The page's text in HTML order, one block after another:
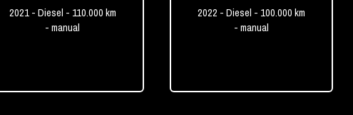
2021 - Diesel - 110.000 km
- manual
2022 - Diesel - 100.000 km
- manual